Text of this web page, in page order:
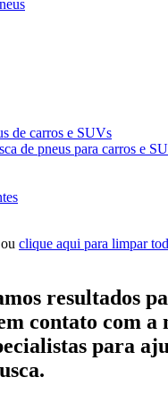
de carros e SUVs
de pneus para carros e
clique aqui para limpar
resultados
contato com a
para